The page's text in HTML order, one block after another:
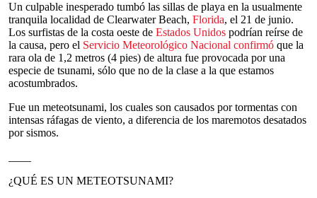
Un culpable inesperado tumbó las sillas de playa en la usualmente
tranquila localidad de Clearwater Beach, Florida, el 21 de junio.
Los surfistas de la costa oeste de Estados Unidos podrían reírse de
la causa, pero el Servicio Meteorológico Nacional confirmó que la
rara ola de 1,2 metros (4 pies) de altura fue provocada por una
especie de tsunami, sólo que no de la clase a la que estamos
acostumbrados.
Fue un meteotsunami, los cuales son causados por tormentas con
intensas ráfagas de viento, a diferencia de los maremotos desatados
por sismos.
¿QUÉ ES UN METEOTSUNAMI?